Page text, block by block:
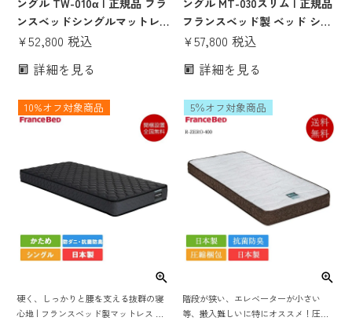
国産 抗菌 防臭 防ダニ tw-010α
ンスベッドシングルマットレ
ス 20センチ シングルベッド
ト ベットマット ベットマット
010a 高密度連続スプリング 硬
¥52,800 税込
詳細を見る
フランスベッド製 ベッド シン
グルマットレス シングルベッ
ため 硬め 腰痛 薄い 薄め 17cm
ング 抗菌 防ダニ
¥57,800 税込
詳細を見る
硬く、しっかりと腰を支える抜群の寝
心地 | フランスベッド製マットレス ベ
10%オフ対象商品
階段が狭い、エレベーターが小さい
等、搬入難しいに特にオススメ！圧縮
5％オフ対象商品